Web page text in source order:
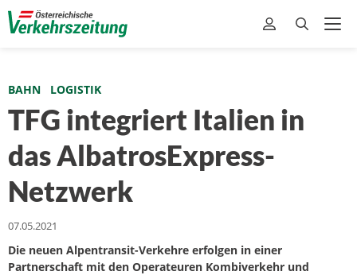
BAHN LOGISTIK
TFG integriert Italien in
das AlbatrosExpress-
Netzwerk
07.05.2021
Die neuen Alpentransit-Verkehre erfolgen in einer
Partnerschaft mit den Operateuren Kombiverkehr und